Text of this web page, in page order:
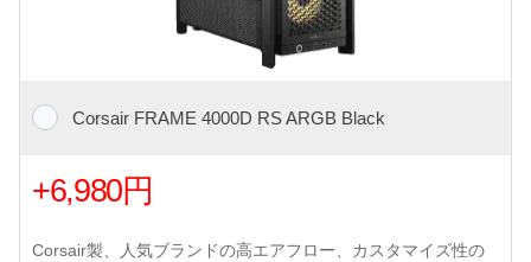
Corsair FRAME 4000D RS ARGB Black
+6,980円
Corsair製、人気ブランドの高エアフロー、カスタマイズ性の